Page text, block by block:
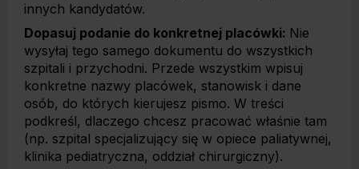
innych kandydatów.
Dopasuj podanie do konkretnej placówki: Nie
wysyłaj tego samego dokumentu do wszystkich
szpitali i przychodni. Przede wszystkim wpisuj
konkretne nazwy placówek, stanowisk i dane
osób, do których kierujesz pismo. W treści
podkreśl, dlaczego chcesz pracować właśnie tam
(np. szpital specjalizujący się w opiece paliatywnej,
klinika pediatryczna, oddział chirurgiczny).